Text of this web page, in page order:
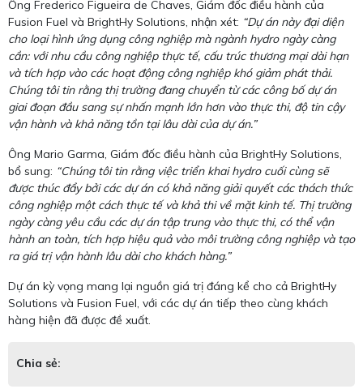
Ông Frederico Figueira de Chaves, Giám đốc điều hành của
Fusion Fuel và BrightHy Solutions, nhận xét: “Dự án này đại diện
cho loại hình ứng dụng công nghiệp mà ngành hydro ngày càng
cần: với nhu cầu công nghiệp thực tế, cấu trúc thương mại dài hạn
và tích hợp vào các hoạt động công nghiệp khó giảm phát thải.
Chúng tôi tin rằng thị trường đang chuyển từ các công bố dự án
giai đoạn đầu sang sự nhấn mạnh lớn hơn vào thực thi, độ tin cậy
vận hành và khả năng tồn tại lâu dài của dự án.”
Ông Mario Garma, Giám đốc điều hành của BrightHy Solutions,
bổ sung: “Chúng tôi tin rằng việc triển khai hydro cuối cùng sẽ
được thúc đẩy bởi các dự án có khả năng giải quyết các thách thức
công nghiệp một cách thực tế và khả thi về mặt kinh tế. Thị trường
ngày càng yêu cầu các dự án tập trung vào thực thi, có thể vận
hành an toàn, tích hợp hiệu quả vào môi trường công nghiệp và tạo
ra giá trị vận hành lâu dài cho khách hàng.”
Dự án kỳ vọng mang lại nguồn giá trị đáng kể cho cả BrightHy
Solutions và Fusion Fuel, với các dự án tiếp theo cùng khách
hàng hiện đã được đề xuất.
Chia sẻ: